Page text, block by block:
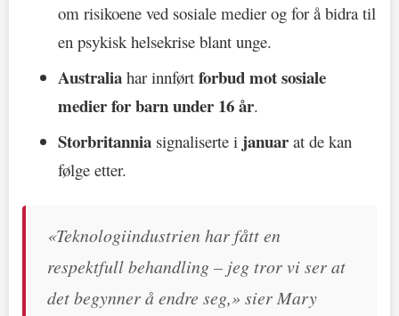
om risikoene ved sosiale medier og for å bidra til
en psykisk helsekrise blant unge.
Australia har innført forbud mot sosiale
medier for barn under 16 år.
Storbritannia signaliserte i januar at de kan
følge etter.
«Teknologiindustrien har fått en
respektfull behandling – jeg tror vi ser at
det begynner å endre seg,» sier Mary